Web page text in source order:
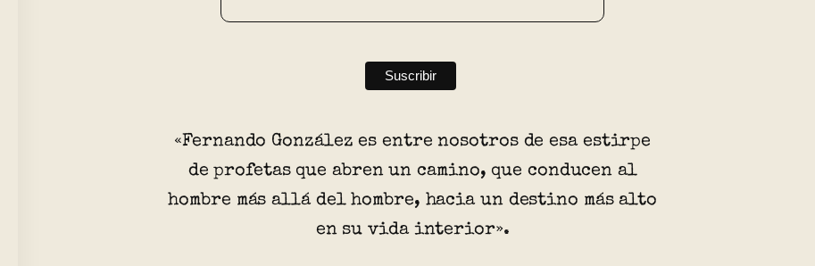
«Fernando González es entre nosotros de esa estirpe
de profetas que abren un camino, que conducen al
hombre más allá del hombre, hacia un destino más alto
en su vida interior».